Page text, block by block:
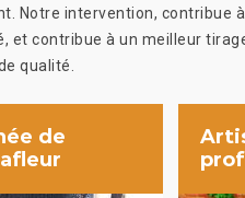
Notre intervention, contribue
et contribue à un meilleur
qualité.
de